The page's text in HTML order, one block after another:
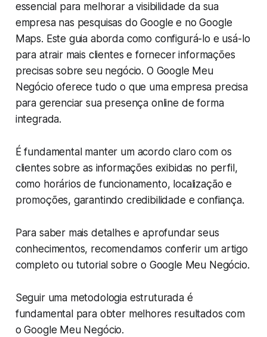
essencial para melhorar a visibilidade da sua
empresa nas pesquisas do Google e no Google
Maps. Este guia aborda como configurá-lo e usá-lo
para atrair mais clientes e fornecer informações
precisas sobre seu negócio. O Google Meu
Negócio oferece tudo o que uma empresa precisa
para gerenciar sua presença online de forma
integrada.
É fundamental manter um acordo claro com os
clientes sobre as informações exibidas no perfil,
como horários de funcionamento, localização e
promoções, garantindo credibilidade e confiança.
Para saber mais detalhes e aprofundar seus
conhecimentos, recomendamos conferir um artigo
completo ou tutorial sobre o Google Meu Negócio.
Seguir uma metodologia estruturada é
fundamental para obter melhores resultados com
o Google Meu Negócio.